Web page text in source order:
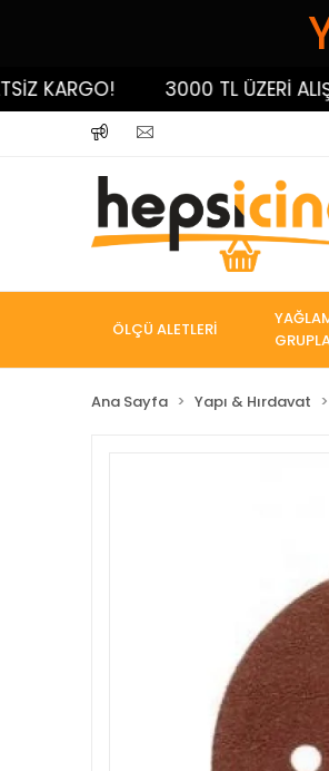
3000 TL ÜZERİ
ÖLÇÜ ALETLERİ
Ana Sayfa Yapı & Hırdavat